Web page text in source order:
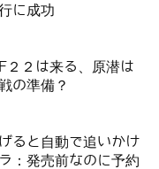
に成功
２２は来る、原潜は
の準備？
ると自動で追いかけ
：発売前なのに予約